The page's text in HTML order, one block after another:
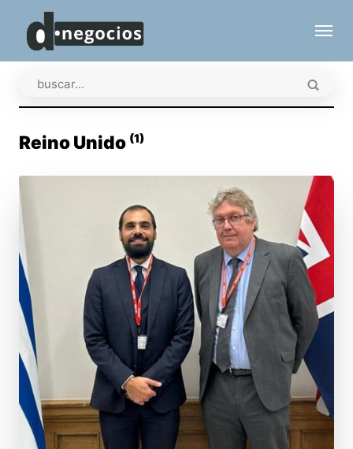
Reino Unido (1)